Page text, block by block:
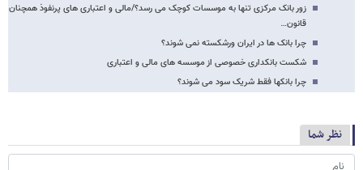
زور بانک مرکزی تنها به موسسات کوچک می رسد؟/مالی و اعتباری های پرنفوذ همچنان
قانون…
چرا بانک ها در ایران ورشکسته نمی شوند؟
شکست بانکداری خصوصی از موسسه های مالی و اعتباری
چرا بانکها فقط شریک سود می شوند؟
نظر شما